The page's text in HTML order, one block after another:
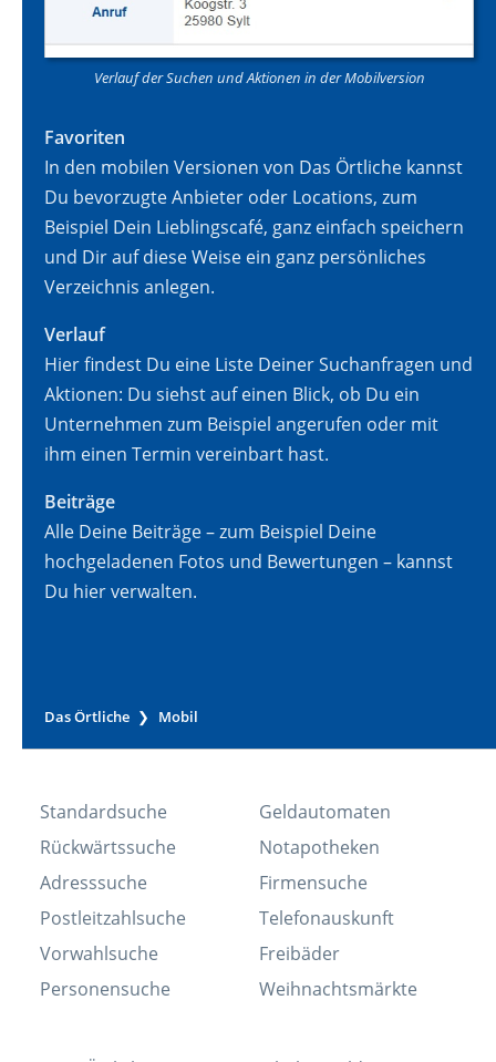
Das Örtliche Mobil
Verlauf der Suchen und Aktionen in der Mobilversion
Favoriten
In den mobilen Versionen von Das Örtliche kannst
Du bevorzugte Anbieter oder Locations, zum
Beispiel Dein Lieblingscafé, ganz einfach speichern
und Dir auf diese Weise ein ganz persönliches
Verzeichnis anlegen.
Verlauf
Hier findest Du eine Liste Deiner Suchanfragen und
Aktionen: Du siehst auf einen Blick, ob Du ein
Unternehmen zum Beispiel angerufen oder mit
ihm einen Termin vereinbart hast.
Beiträge
Alle Deine Beiträge – zum Beispiel Deine
hochgeladenen Fotos und Bewertungen – kannst
Du hier verwalten.
Standardsuche
Rückwärtssuche
Adresssuche
Postleitzahlsuche
Vorwahlsuche
Personensuche
Geldautomaten
Notapotheken
Firmensuche
Telefonauskunft
Freibäder
Weihnachtsmärkte